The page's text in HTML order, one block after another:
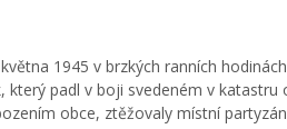
1945 v brzkých ranních
padl v boji svedeném v
obce, ztěžovaly místní